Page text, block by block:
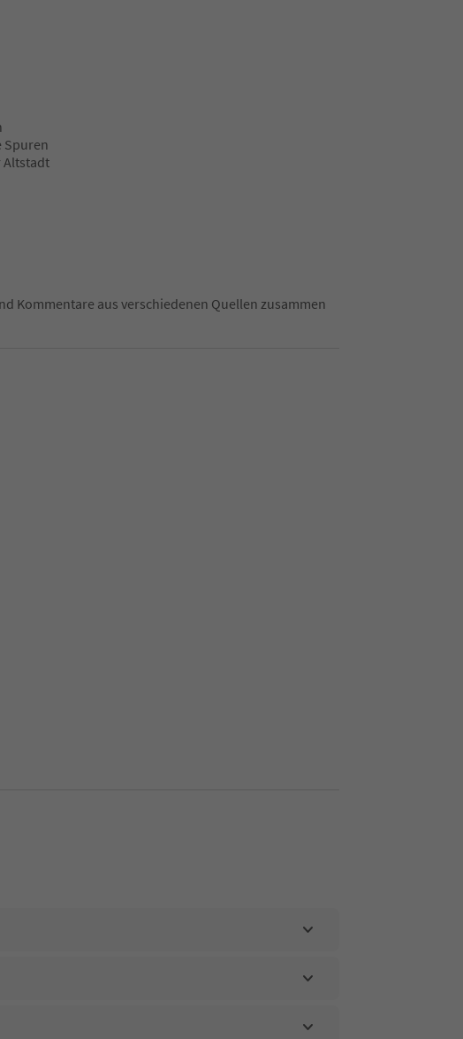
Spuren
Altstadt
Kommentare aus verschiedenen Quellen zusammen